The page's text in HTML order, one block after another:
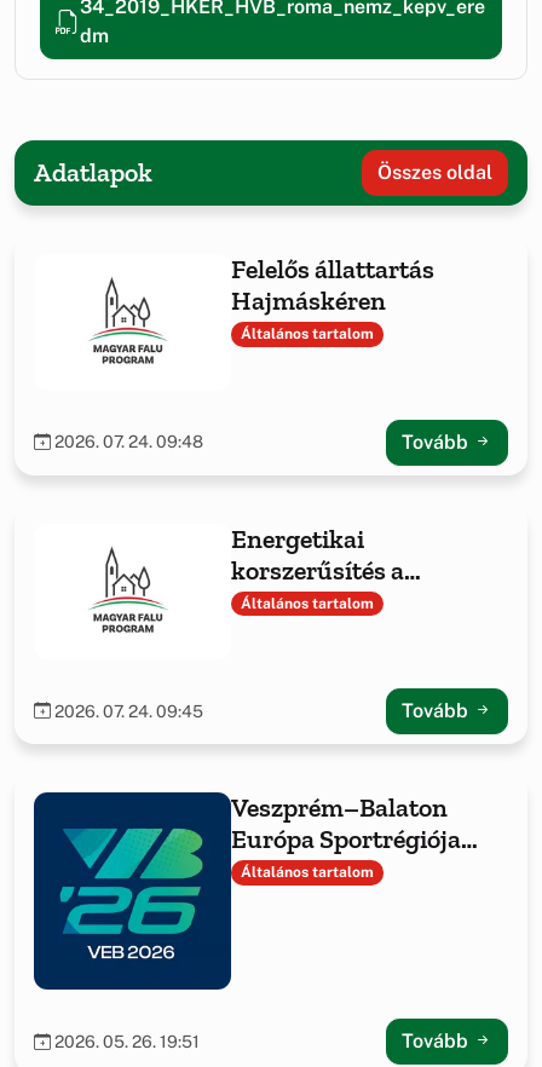
34_2019_HKER_HVB_roma_nemz_kepv_ere
dm
Adatlapok Összes oldal
Felelős állattartás
Hajmáskéren
Általános tartalom
2026. 07. 24. 09:48 Tovább
Energetikai
korszerűsítés a
Hajmáskéri Közös
Általános tartalom
2026. 07. 24. 09:45 Tovább
Veszprém–Balaton
Európa Sportrégiója
2026 Hajmáskéren
Általános tartalom
2026. 05. 26. 19:51 Tovább